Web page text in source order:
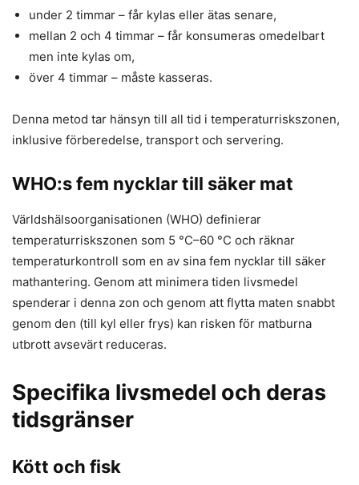
under 2 timmar – får kylas eller ätas senare,
mellan 2 och 4 timmar – får konsumeras omedelbart
men inte kylas om,
över 4 timmar – måste kasseras.
Denna metod tar hänsyn till all tid i temperaturriskszonen,
inklusive förberedelse, transport och servering.
WHO:s fem nycklar till säker mat
Världshälsoorganisationen (WHO) definierar
temperaturriskszonen som 5 °C–60 °C och räknar
temperaturkontroll som en av sina fem nycklar till säker
mathantering. Genom att minimera tiden livsmedel
spenderar i denna zon och genom att flytta maten snabbt
genom den (till kyl eller frys) kan risken för matburna
utbrott avsevärt reduceras.
Specifika livsmedel och deras
tidsgränser
Kött och fisk